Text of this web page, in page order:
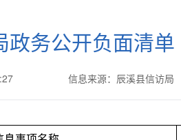
政务公开负面清单
信息来源：辰溪县信访局